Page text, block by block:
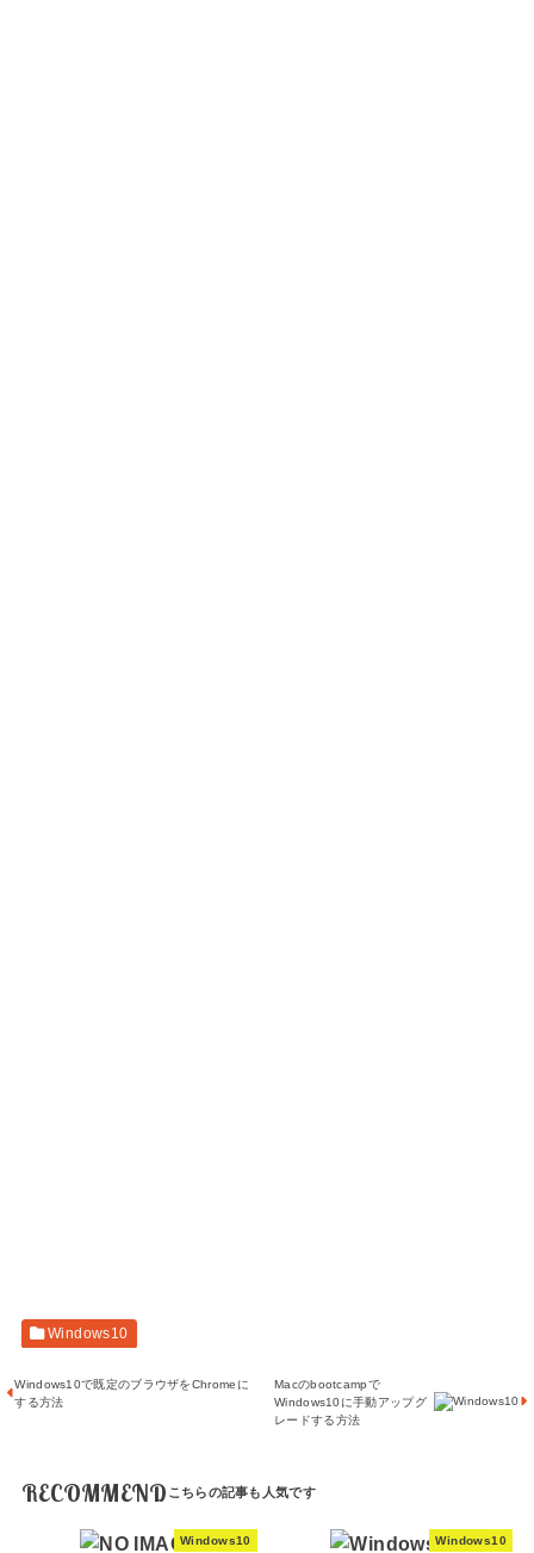
Windows10
Windows10で既定のブラウザをChromeに
する方法
Macのbootcampで
Windows10に手動アップグ
レードする方法
RECOMMEND
Windows10 Windows10